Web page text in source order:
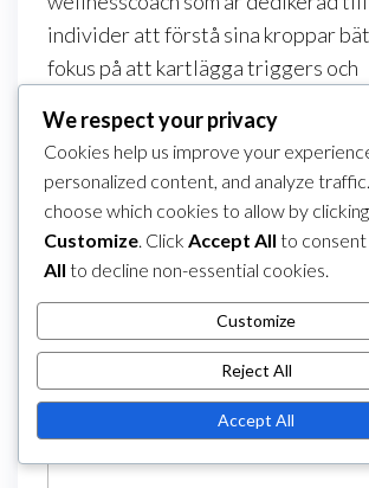
individer att förstå sina kroppar
fokus på att kartlägga triggers och
hantera uppblåsthet efter måltider.
att medveten ätande kan förändra
brinner för att dela med sig av sina
genom sitt skrivande.
Leave a Reply
Your email address will not be
Required fields are marked
Comment*
We respect your privacy
Cookies help us improve your
personalized content, and analyze
choose which cookies to allow by clicking
Customize. Click Accept All to
All to decline non-essential cookies.
Customize
Reject All
Accept All